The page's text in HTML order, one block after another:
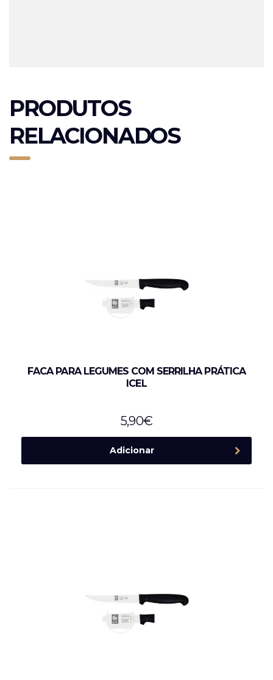
PRODUTOS
RELACIONADOS
FACA PARA LEGUMES COM SERRILHA PRÁTICA
ICEL
5,90€
Adicionar